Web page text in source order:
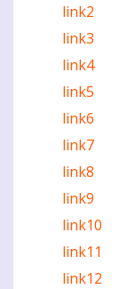
link2
link3
link4
link5
link6
link7
link8
link9
link10
link11
link12